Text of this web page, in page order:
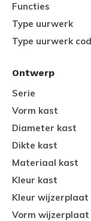
Functies
Type uurwerk
Type uurwerk
Ontwerp
Serie
Vorm kast
Diameter kast
Dikte kast
Materiaal kast
Kleur kast
Kleur wijzerplaat
Vorm wijzerplaat